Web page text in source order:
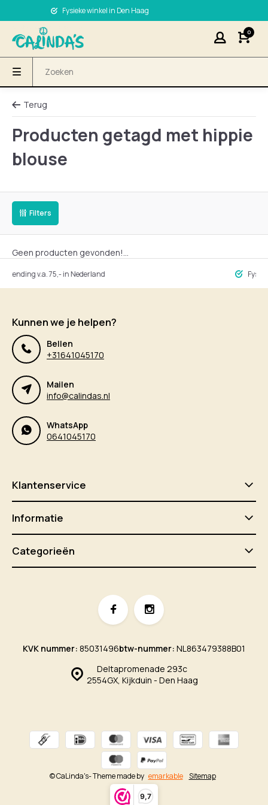
9,7
Fysieke winkel in Den Haag
0
Terug
Producten getagd met hippie
blouse
Filters
Geen producten gevonden!...
v.a. 75,- in Nederland Fysieke
Kunnen we je helpen?
Bellen
+31641045170
Mailen
info@calindas.nl
WhatsApp
0641045170
Klantenservice
Informatie
Categorieën
Deltapromenade 293c
2554GX, Kijkduin - Den Haag
KVK nummer: 85031496btw-nummer: NL863479388B01
© CaLinda's- Theme made by emarkable Sitemap